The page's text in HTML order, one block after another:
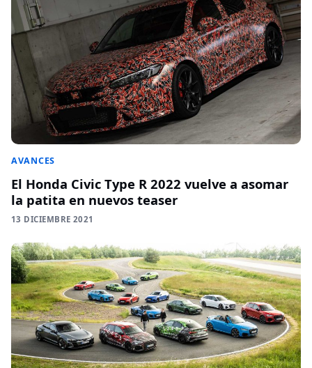
AVANCES
El Honda Civic Type R 2022 vuelve a asomar
la patita en nuevos teaser
13 DICIEMBRE 2021